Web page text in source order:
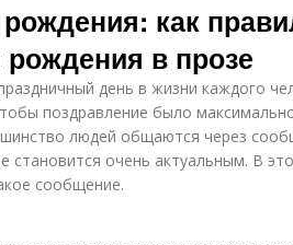
как
рождения в прозе
день в жизни каждого
поздравление было
людей общаются через
становится очень актуальным. В
сообщение.